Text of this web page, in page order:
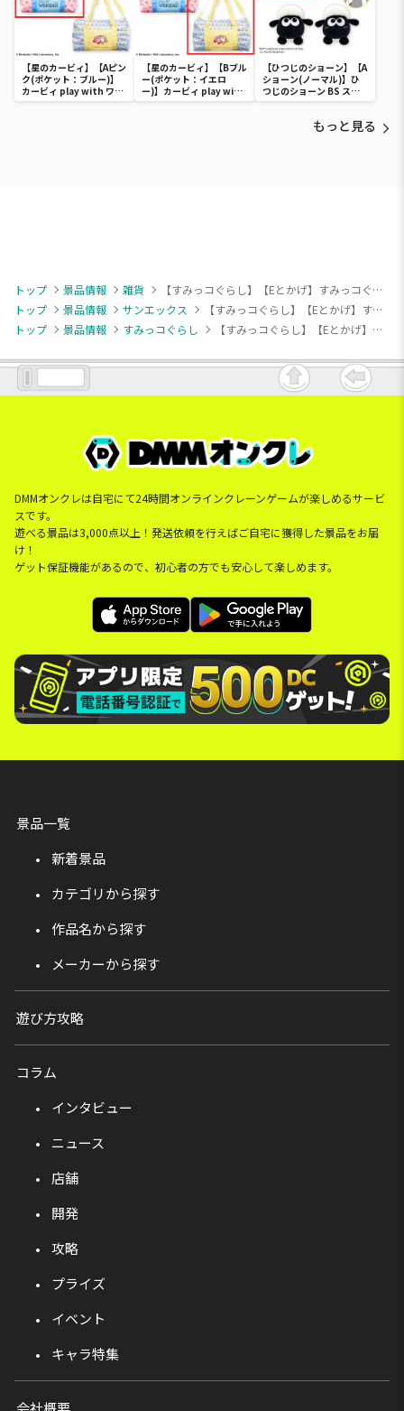
【星のカービィ】【Aピン
ク(ポケット：ブルー)】
カービィ play with ワド
ルディ ボストンバッグ
【星のカービィ】【Bブル
ー(ポケット：イエロ
ー)】カービィ play with
ワドルディ ボストンバッ
【ひつじのショーン】【A
ショーン(ノーマル)】ひ
つじのショーン BS スマ
ホショーンルダー
もっと見る
トップ 景品情報 雑貨
【すみっコぐらし】【Eとかげ】すみっコぐらし デジタルウォッチ
トップ
景品情報 サンエックス
【すみっコぐらし】【Eとかげ】すみっコぐらし デジタルウォッチ
トップ
景品情報 すみっコぐらし 【すみっコぐらし】【Eとかげ】すみっコぐらし デジタルウォッチ
DMMオンクレは自宅にて24時間オンラインクレーンゲームが楽しめるサービ
スです。
遊べる景品は3,000点以上！発送依頼を行えばご自宅に獲得した景品をお届
け！
ゲット保証機能があるので、初心者の方でも安心して楽しめます。
景品一覧
新着景品
カテゴリから探す
作品名から探す
メーカーから探す
遊び方攻略
コラム
インタビュー
ニュース
店舗
開発
攻略
プライズ
イベント
キャラ特集